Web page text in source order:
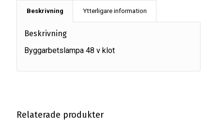
Beskrivning Ytterligare information
Beskrivning
Byggarbetslampa 48 v klot
Relaterade produkter